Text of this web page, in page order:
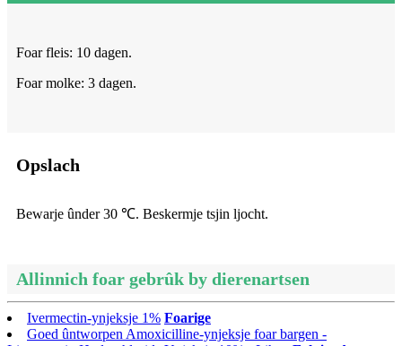
Foar fleis: 10 dagen.
Foar molke: 3 dagen.
Opslach
Bewarje ûnder 30 ℃. Beskermje tsjin ljocht.
Allinnich foar gebrûk by dierenartsen
Ivermectin-ynjeksje 1% Foarige
Goed ûntworpen Amoxicilline-ynjeksje foar bargen -